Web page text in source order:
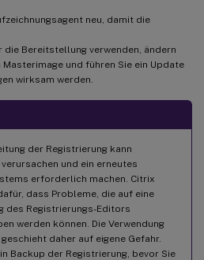
neu, damit die
die Bereitstellung verwenden, ändern
und führen Sie ein Update
wirksam werden.
der Registrierung kann
und ein erneutes
erforderlich machen. Citrix
dass Probleme, die auf eine
des Registrierungs-Editors
werden können. Die Verwendung
daher auf eigene Gefahr.
Backup der Registrierung, bevor Sie